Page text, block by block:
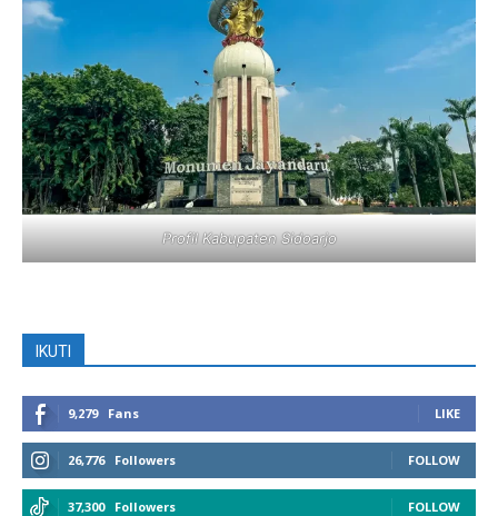
Profil Kabupaten Sidoarjo
IKUTI
9,279 Fans LIKE
26,776 Followers FOLLOW
37,300 Followers FOLLOW